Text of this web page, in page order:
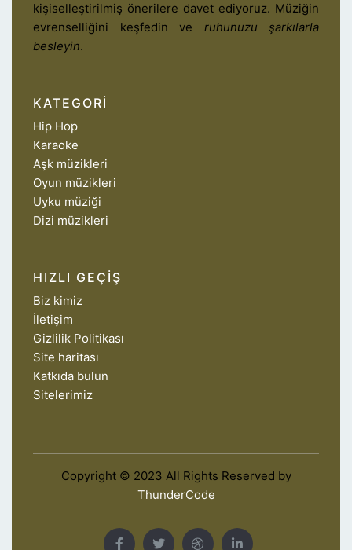
kişiselleştirilmiş önerilere davet ediyoruz. Müziğin
evrenselliğini keşfedin ve ruhunuzu şarkılarla
besleyin.
KATEGORI
Hip Hop
Karaoke
Aşk müzikleri
Oyun müzikleri
Uyku müziği
Dizi müzikleri
HIZLI GEÇIŞ
Biz kimiz
İletişim
Gizlilik Politikası
Site haritası
Katkıda bulun
Sitelerimiz
Copyright © 2023 All Rights Reserved by
ThunderCode